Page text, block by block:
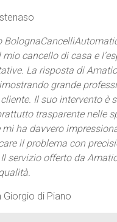
cancello di casa e
La risposta di
grande
Il suo intervento è
trasparente nelle
mi ha davvero
il problema con
servizio offerto da
Giorgio di Piano